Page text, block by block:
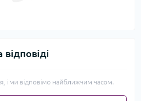
і ми відповімо найближчим часом.